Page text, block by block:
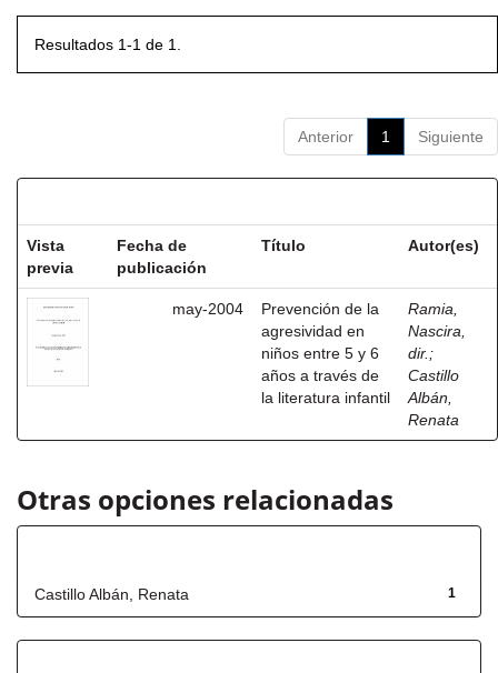
Resultados 1-1 de 1.
Anterior 1 Siguiente
Vista
previa
Fecha de
publicación
Título Autor(es)
may-2004
Prevención de la
agresividad en
niños entre 5 y 6
años a través de
la literatura infantil
Ramia,
Nascira,
dir. ;
Castillo
Albán,
Renata
Otras opciones relacionadas
1
Castillo Albán, Renata